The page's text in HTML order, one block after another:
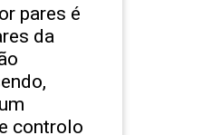
pares é
da
controlo